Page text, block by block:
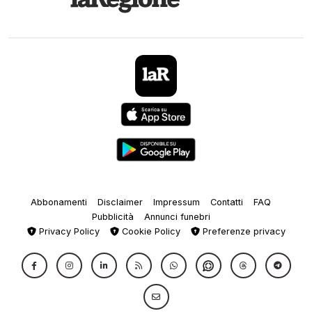
Abbonamenti Disclaimer Impressum Contatti
FAQ
Pubblicità
Annunci funebri
Privacy Policy
Cookie Policy Preferenze privacy